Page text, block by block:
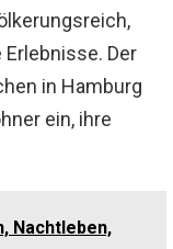
Der
in Hamburg
ein, ihre
Nachtleben,